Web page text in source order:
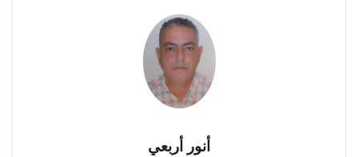
أنور أربعي
أنور أربعي
النائب الرابع للرئيس